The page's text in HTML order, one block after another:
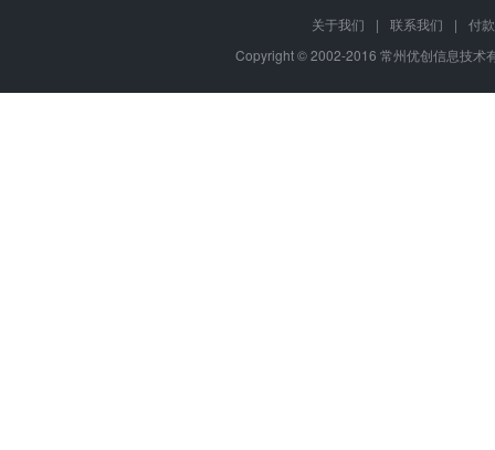
关于我们 | 联系我们 |
付
Copyright © 2002-2016 常州优创信息技